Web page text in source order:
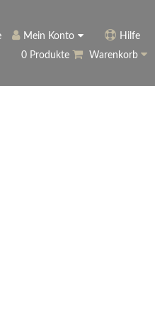
Mein Konto
Anmelden
Hilfe
0 Produkte
Warenkorb